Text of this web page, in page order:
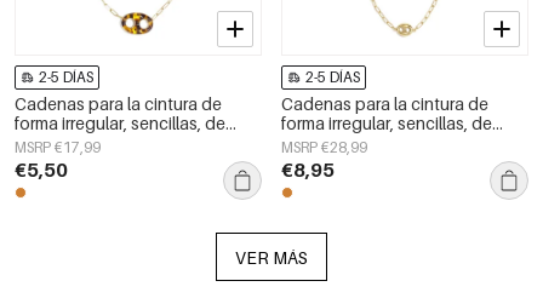
2-5 DÍAS
Cadenas para la cintura de
forma irregular, sencillas, de
acero inoxidable, accesorios de
uso diario.
MSRP €17,99
€5,50
2-5 DÍAS
Cadenas para la cintura de
forma irregular, sencillas, de
acero inoxidable, accesorios de
uso diario.
MSRP €28,99
€8,95
VER MÁS